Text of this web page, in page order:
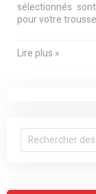
sélectionnés
pour votre
Lire plus »